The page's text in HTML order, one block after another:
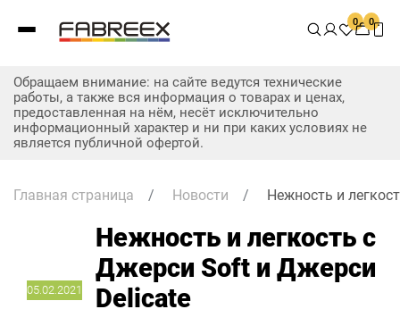
0 0
Обращаем внимание: на сайте ведутся технические
работы, а также вся информация о товарах и ценах,
предоставленная на нём, несёт исключительно
информационный характер и ни при каких условиях не
является публичной офертой.
Главная страница / Новости / Нежность и
05.02.2021
Нежность и легкость с
Джерси Soft и Джерси
Delicate